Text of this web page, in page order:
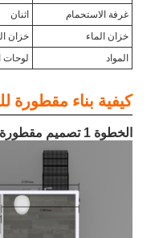
غرفة الاستحمام
اثنان
خزان الماء
خزان
المواد
لوحات
كيفية بناء مقطورة
الخطوة 1 تصميم مقطورة الحمام